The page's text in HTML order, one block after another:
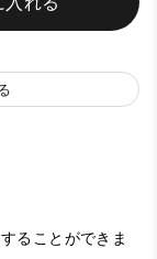
ることができま